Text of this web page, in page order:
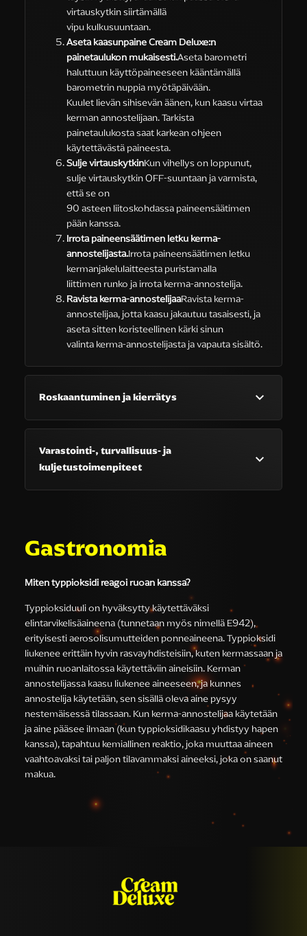
virtauskytkin siirtämällä
vipu kulkusuuntaan.
Aseta kaasunpaine Cream Deluxe:n
painetaulukon mukaisesti.Aseta barometri
haluttuun käyttöpaineeseen kääntämällä
barometrin nuppia myötäpäivään.
Kuulet lievän sihisevän äänen, kun kaasu virtaa
kerman annostelijaan. Tarkista
painetaulukosta saat karkean ohjeen
käytettävästä paineesta.
Sulje virtauskytkinKun vihellys on loppunut,
sulje virtauskytkin OFF-suuntaan ja varmista,
että se on
90 asteen liitoskohdassa paineensäätimen
pään kanssa.
Irrota paineensäätimen letku kerma-
annostelijasta.Irrota paineensäätimen letku
kermanjakelulaitteesta puristamalla
liittimen runko ja irrota kerma-annostelija.
Ravista kerma-annostelijaaRavista kerma-
annostelijaa, jotta kaasu jakautuu tasaisesti, ja
aseta sitten koristeellinen kärki sinun
valinta kerma-annostelijasta ja vapauta sisältö.
Roskaantuminen ja kierrätys
Varastointi-, turvallisuus- ja
kuljetustoimenpiteet
Gastronomia
Miten typpioksidi reagoi ruoan kanssa?
Typpioksiduuli on hyväksytty käytettäväksi
elintarvikelisäaineena (tunnetaan myös nimellä E942),
erityisesti aerosolisumutteiden ponneaineena. Typpioksidi
liukenee erittäin hyvin rasvayhdisteisiin, kuten kermassaan ja
muihin ruoanlaitossa käytettäviin aineisiin. Kerman
annostelijassa kaasu liukenee aineeseen, ja kunnes
annostelija käytetään, sen sisällä oleva aine pysyy
nestemäisessä tilassaan. Kun kerma-annostelijaa käytetään
ja aine pääsee ilmaan (kun typpioksidikaasu yhdistyy hapen
kanssa), tapahtuu kemiallinen reaktio, joka muuttaa aineen
vaahtoavaksi tai paljon tilavammaksi aineeksi, joka on saanut
makua.